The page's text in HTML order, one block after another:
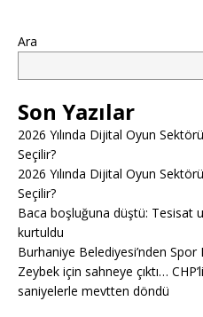
Ara
Son Yazılar
2026 Yılında Dijital Oyun
Seçilir?
2026 Yılında Dijital Oyun
Seçilir?
Baca boşluğuna düştü: Tesisat
kurtuldu
Burhaniye Belediyesi’nden
Zeybek için sahneye çıktı…
saniyelerle mevtten döndü